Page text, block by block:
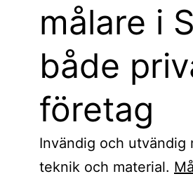
målare i
både
företag
Invändig och utvändig
teknik och material.